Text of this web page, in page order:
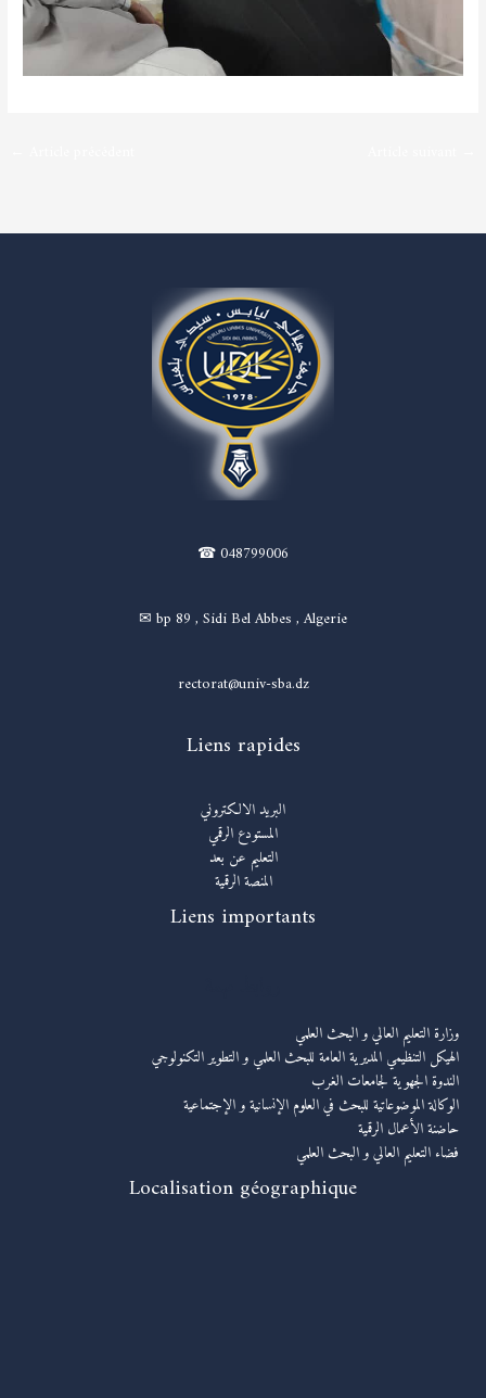
☎ 048799006
✉ bp 89 , Sidi Bel Abbes , Algerie
rectorat@univ-sba.dz
Liens rapides
البريد الالكتروني
المستودع الرقمي
التعليم عن بعد
المنصة الرقمية
Liens importants
وزارة التعليم العالي و البحث العلمي
الهيكل التنظيمي المديرية العامة للبحث العلمي و التطوير التكنولوجي
الندوة الجهوية لجامعات الغرب
الوكالة الموضوعاتية للبحث في العلوم الإنسانية و الإجتماعية
حاضنة الأعمال الرقمية
فضاء التعليم العالي و البحث العلمي
Localisation géographique